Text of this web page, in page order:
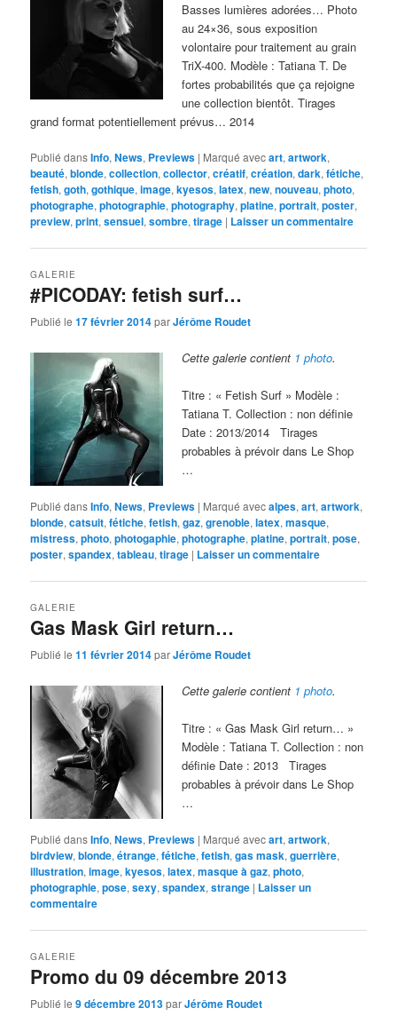
Basses lumières adorées… Photo
au 24×36, sous exposition
volontaire pour traitement au grain
TriX-400. Modèle : Tatiana T. De
fortes probabilités que ça rejoigne
une collection bientôt. Tirages
grand format potentiellement prévus… 2014
Publié dansInfo,News, Previews | Marqué avecart,artwork,
beauté,blonde,collection,collector,créatif,création,dark,fétiche,
fetish,goth,gothique,image,kyesos,latex,new,nouveau,photo,
photographe,photographie,photography,platine,portrait,poster,
preview,print,sensuel,sombre,tirage | Laisser un commentaire
#PICODAY: fetish surf…
GALERIE
Publié le17 février 2014parJérôme Roudet
Cette galerie contient 1 photo.
Titre : « Fetish Surf » Modèle :
Tatiana T. Collection : non définie
Date : 2013/2014 Tirages
probables à prévoir dans Le Shop
…
Publié dansInfo,News, Previews | Marqué avecalpes,art,artwork,
blonde,catsuit,fétiche,fetish,gaz,grenoble,latex,masque,
mistress,photo,photogaphie,photographe,platine,portrait,pose,
poster,spandex,tableau,tirage | Laisser un commentaire
Gas Mask Girl return…
GALERIE
Publié le11 février 2014parJérôme Roudet
Cette galerie contient 1 photo.
Titre : « Gas Mask Girl return… »
Modèle : Tatiana T. Collection : non
définie Date : 2013 Tirages
probables à prévoir dans Le Shop
…
Publié dansInfo,News, Previews | Marqué avecart,artwork,
birdview,blonde,étrange,fétiche,fetish,gas mask,guerrière,
illustration,image,kyesos,latex,masque à gaz,photo,
photographie,pose,sexy,spandex,strange | Laisser un
commentaire
Promo du 09 décembre 2013
GALERIE
Publié le9 décembre 2013parJérôme Roudet